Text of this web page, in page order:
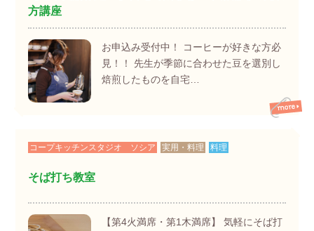
方講座
お申込み受付中！ コーヒーが好きな方必
見！！ 先生が季節に合わせた豆を選別し
焙煎したものを自宅…
コープキッチンスタジオ ソシア 実用・料理 料理
そば打ち教室
【第4火満席・第1木満席】 気軽にそば打